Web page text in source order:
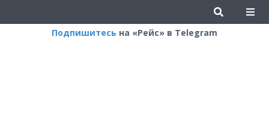
Подпишитесь на «Рейс» в Telegram